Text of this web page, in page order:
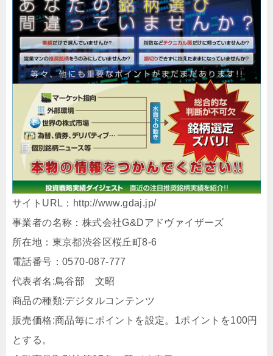
サイトURL：http://www.gdaj.jp/
事業者の名称：株式会社G&Dアドヴァイザーズ
所在地：東京都渋谷区桜丘町8-6
電話番号：0570-087-777
代表者名:鳥谷部 文昭
商品の種類:デジタルコンテンツ
販売価格:商品毎にポイントを設定。1ポイントを100円
とする。